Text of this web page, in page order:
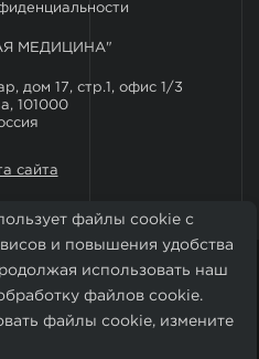
МЕДИЦИНА"
дом 17, стр.1, офис 1/3
101000
сайта
VIP Clinic
файлы cookie с
и повышения удобства
использовать наш
файлов cookie.
файлы cookie, измените